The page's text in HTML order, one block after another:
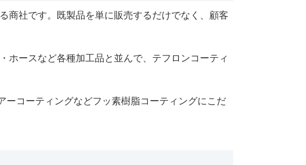
商社です。既製品を単に販売するだけでなく、顧客
ホースなど各種加工品と並んで、テフロンコーティ
コーティングなどフッ素樹脂コーティングにこだ